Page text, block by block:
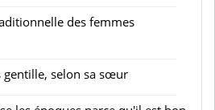
des femmes
gentille, selon sa sœur